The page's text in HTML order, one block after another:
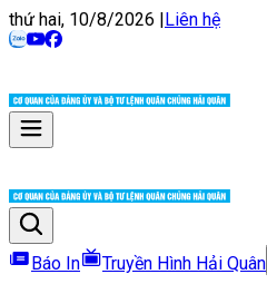
thứ hai, 10/8/2026 |Liên hệ
Báo In Truyền Hình Hải Quân